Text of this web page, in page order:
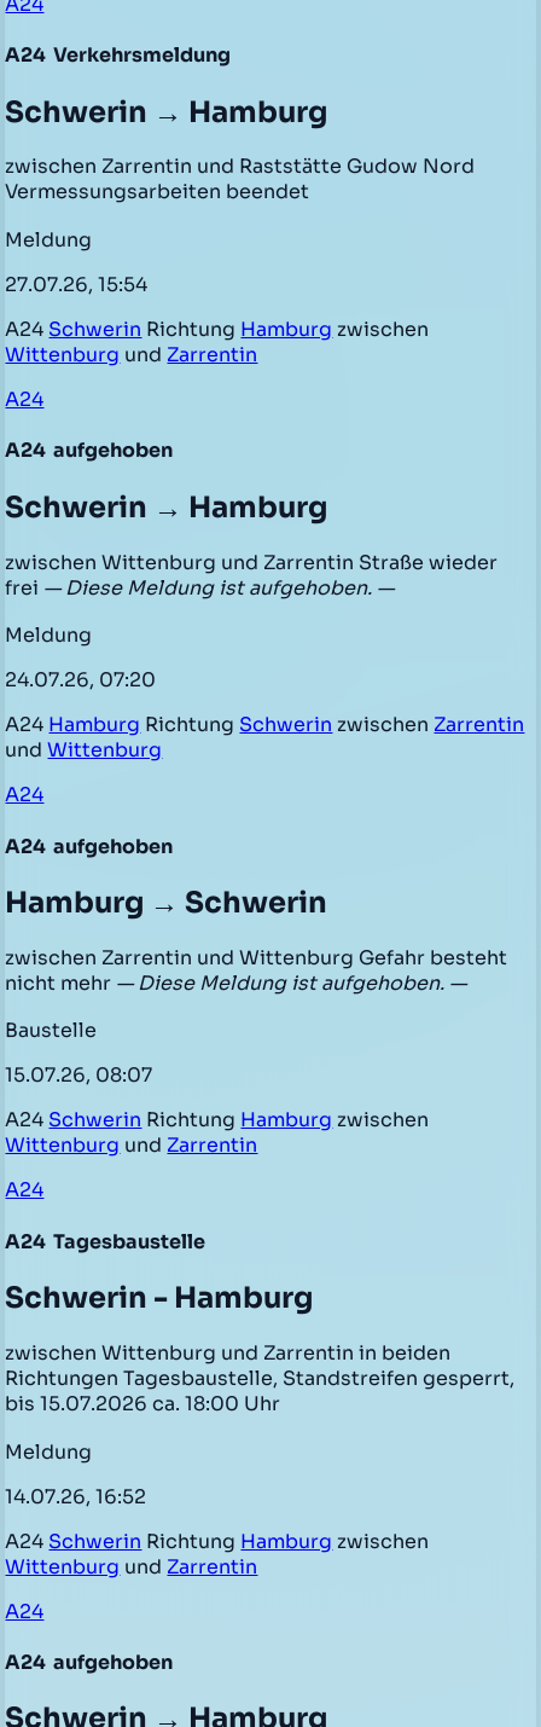
A24 Verkehrsmeldung
Schwerin → Hamburg
zwischen Zarrentin und Raststätte Gudow Nord
Vermessungsarbeiten beendet
Meldung
27.07.26, 15:54
A24 Schwerin Richtung Hamburg zwischen
Wittenburg und Zarrentin
A24
A24 aufgehoben
Schwerin → Hamburg
zwischen Wittenburg und Zarrentin Straße wieder
frei — Diese Meldung ist aufgehoben. —
Meldung
24.07.26, 07:20
A24 Hamburg Richtung Schwerin zwischen Zarrentin
undWittenburg
A24
A24 aufgehoben
Hamburg → Schwerin
zwischen Zarrentin und Wittenburg Gefahr besteht
nicht mehr — Diese Meldung ist aufgehoben. —
Baustelle
15.07.26, 08:07
A24 Schwerin Richtung Hamburg zwischen
Wittenburg und Zarrentin
A24
A24 Tagesbaustelle
Schwerin - Hamburg
zwischen Wittenburg und Zarrentin in beiden
Richtungen Tagesbaustelle, Standstreifen gesperrt,
bis 15.07.2026 ca. 18:00 Uhr
Meldung
14.07.26, 16:52
A24 Schwerin Richtung Hamburg zwischen
Wittenburg und Zarrentin
A24
A24 aufgehoben
Schwerin → Hamburg